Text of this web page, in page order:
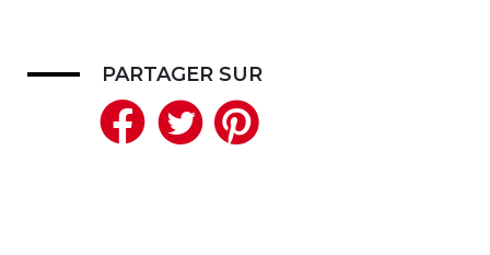
Nouveautés
Numérique
PARTAGER SUR
Facebook
Twitter